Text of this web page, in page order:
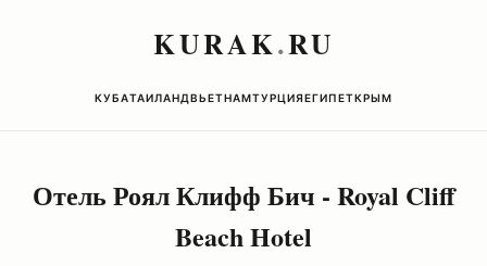
KURAK.RU
КУБАТАИЛАНДВЬЕТНАМТУРЦИЯЕГИПЕТКРЫМ
Отель Роял Клифф Бич - Royal Cliff
Beach Hotel